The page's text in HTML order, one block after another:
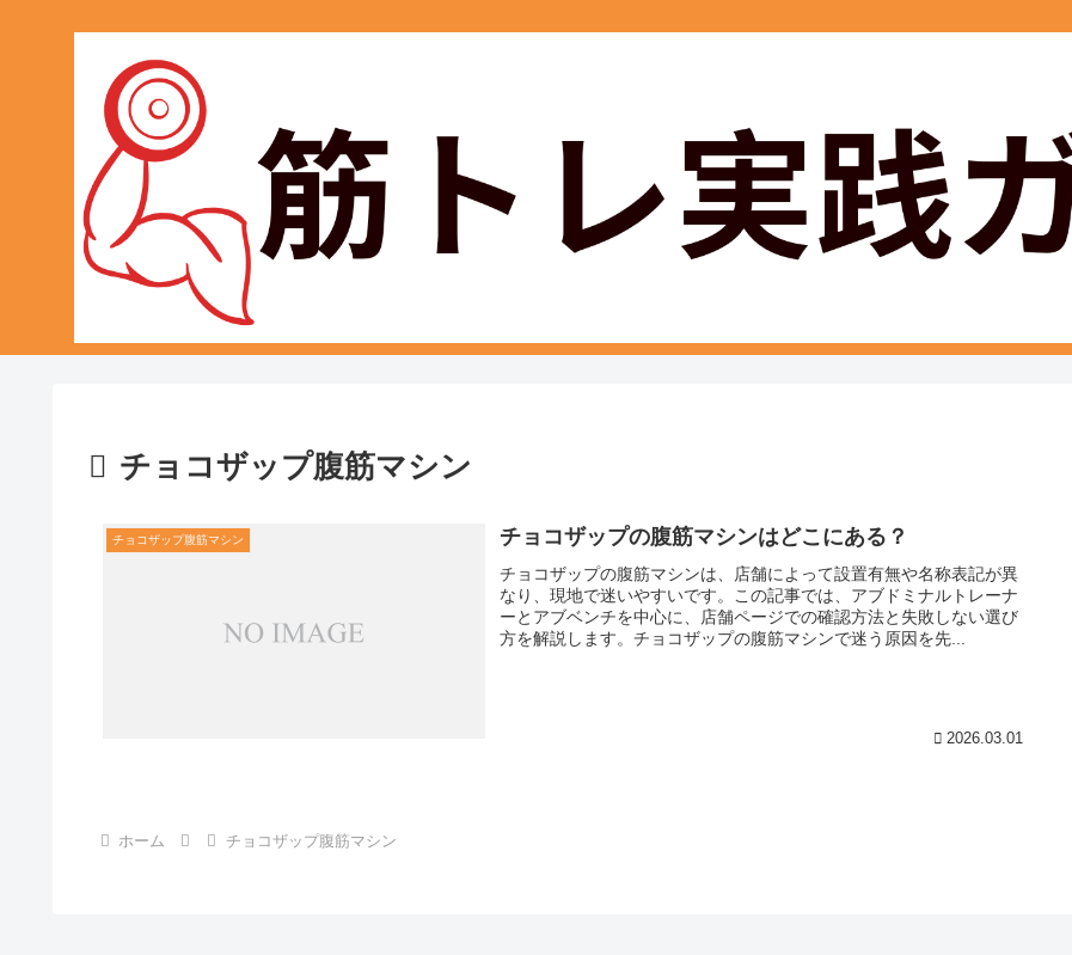
チョコザップ腹筋マシン
チョコザップ腹筋マシン チョコザップの腹筋マシンはどこにある？
チョコザップの腹筋マシンは、店舗によって設置有無や名称表記が異
なり、現地で迷いやすいです。この記事では、アブドミナルトレーナ
ーとアブベンチを中心に、店舗ページでの確認方法と失敗しない選び
方を解説します。チョコザップの腹筋マシンで迷う原因を先...
2026.03.01
ホーム チョコザップ腹筋マシン